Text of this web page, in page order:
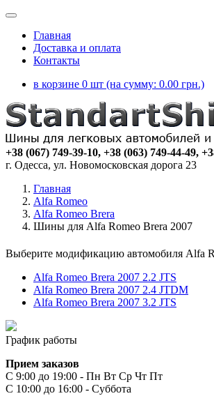
Главная
Доставка и оплата
Контакты
в корзине 0 шт (на сумму: 0.00 грн.)
+38 (067) 749-39-10, +38 (063) 749-44-49,
г. Одесса, ул. Новомосковская дорога 23
Главная
Alfa Romeo
Alfa Romeo Brera
Шины для Alfa Romeo Brera 2007
Выберите модификацию автомобиля Alfa
Alfa Romeo Brera 2007 2.2 JTS
Alfa Romeo Brera 2007 2.4 JTDM
Alfa Romeo Brera 2007 3.2 JTS
График работы
Прием заказов
С 9:00 до 19:00 - Пн Вт Ср Чт Пт
С 10:00 до 16:00 - Суббота